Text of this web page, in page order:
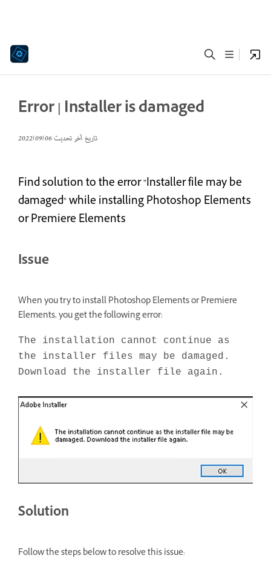
Error | Installer is damaged
تاريخ آخر تحديث06‏/09‏/2022
Find solution to the error "Installer file may be
damaged" while installing Photoshop Elements
or Premiere Elements
Issue
When you try to install Photoshop Elements or Premiere
Elements, you get the following error:
The installation cannot continue as
the installer files may be damaged.
Download the installer file again.
Solution
Follow the steps below to resolve this issue: